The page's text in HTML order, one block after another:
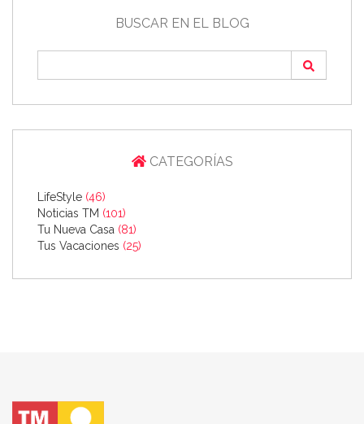
BUSCAR EN EL BLOG
CATEGORÍAS
LifeStyle (46)
Noticias TM (101)
Tu Nueva Casa (81)
Tus Vacaciones (25)